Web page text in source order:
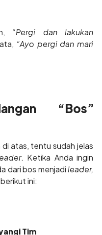
“Pergi dan lakukan
“Ayo pergi dan mari
“Bos”
di atas, tentu sudah jelas
. Ketika Anda ingin
dari bos menjadileader,
ini:
Tim